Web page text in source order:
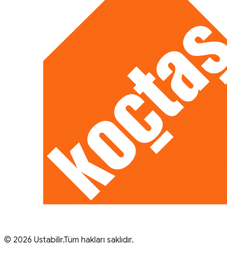
© 2026 Ustabilir.Tüm hakları saklıdır.